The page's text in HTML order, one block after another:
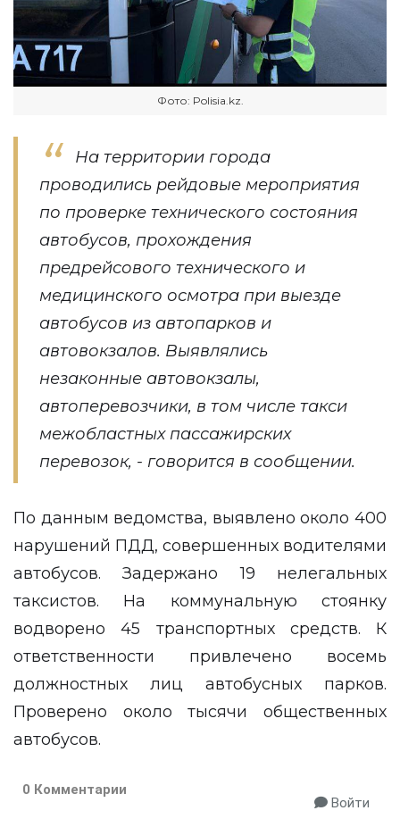
Фото: Polisia.kz.
На территории города
проводились рейдовые мероприятия
по проверке технического состояния
автобусов, прохождения
предрейсового технического и
медицинского осмотра при выезде
автобусов из автопарков и
автовокзалов. Выявлялись
незаконные автовокзалы,
автоперевозчики, в том числе такси
межобластных пассажирских
перевозок, - говорится в сообщении.
По данным ведомства, выявлено около 400
нарушений ПДД, совершенных водителями
автобусов. Задержано 19 нелегальных
таксистов. На коммунальную стоянку
водворено 45 транспортных средств. К
ответственности привлечено восемь
должностных лиц автобусных парков.
Проверено около тысячи общественных
автобусов.
0 Комментарии
Войти